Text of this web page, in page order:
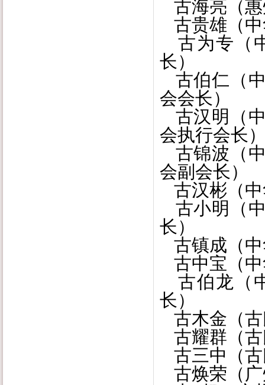
古海亮（惠
古贵雄（中
古为专（
长）
古伯仁（
会会长）
古汉明（
会执行会长
古锦波（
会副会长）
古汉彬（中
古小明（
长）
古镇成（中
古中宝（中
古伯龙（
长）
古木金（古
古耀群（古
古三中（古
古焕荣（广